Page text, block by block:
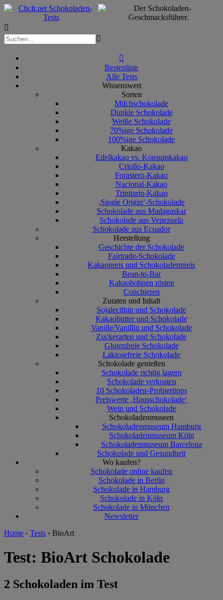



Bestenliste
Alle Tests
Wissenswert
Sorten
Milchschokolade
Dunkle Schokolade
Weiße Schokolade
70%ige Schokolade
100%ige Schokolade
Kakao
Edelkakao vs. Konsumkakao
Criollo-Kakao
Forastero-Kakao
Nacional-Kakao
Trinitario-Kakao
‚Single Origin‘-Schokolade
Schokolade aus Madagaskar
Schokolade aus Venezuela
Schokolade aus Ecuador
Herstellung
Geschichte der Schokolade
Fairtrade-Schokolade
Kakaopreis und Schokoladenpreis
Bean-to-Bar
Kakaobohnen rösten
Conchieren
Zutaten und Inhalt
Sojalecithin und Schokolade
Kakaobutter und Schokolade
Vanille/Vanillin und Schokolade
Zuckerarten und Schokolade
Glutenfreie Schokolade
Laktosefreie Schokolade
Schokolade genießen
Schokolade richtig lagern
Schokolade verkosten
10 Schokoladen-Probiertipps
Preiswerte ‚Hausschokolade‘
Wein und Schokolade
Schokoladenmuseen
Schokoladenmuseum Hamburg
Schokoladenmuseum Köln
Schokoladenmuseum Barcelona
Schokolade und Gesundheit
Wo kaufen?
Schokolade online kaufen
Schokolade in Berlin
Schokolade in Hamburg
Schokolade in Köln
Schokolade in München
Newsletter
Home › Tests › BioArt
Test: BioArt Schokolade
2 Schokoladen im Test